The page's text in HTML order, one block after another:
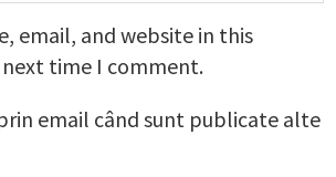
email, and website in this
time I comment.
email când sunt publicate alte